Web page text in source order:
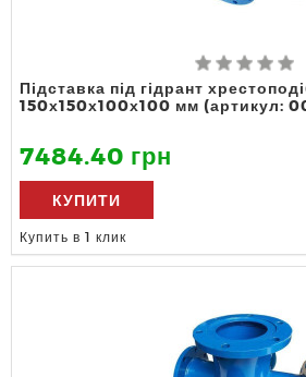
Підставка під гідрант
150х150х100х100 мм (артикул:
7484.40 грн
КУПИТИ
Купить в 1 клик